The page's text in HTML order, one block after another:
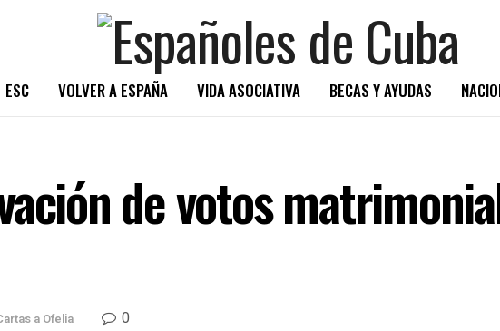
ESC VOLVER A ESPAÑA VIDA ASOCIATIVA BECAS Y AYUDAS
de votos
a Ofelia 0